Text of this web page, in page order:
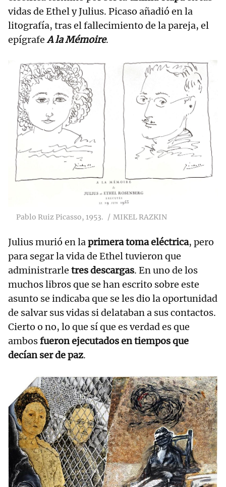
vidas de Ethel y Julius. Picaso añadió en la
litografía, tras el fallecimiento de la pareja, el
epígrafe A la Mémoire.
Pablo Ruiz Picasso, 1953. MIKEL RAZKIN
Julius murió en laprimera toma eléctrica, pero
para segar la vida de Ethel tuvieron que
administrarle tres descargas. En uno de los
muchos libros que se han escrito sobre este
asunto se indicaba que se les dio la oportunidad
de salvar sus vidas si delataban a sus contactos.
Cierto o no, lo que sí que es verdad es que
ambosfueron ejecutados en tiempos que
decían ser de paz.